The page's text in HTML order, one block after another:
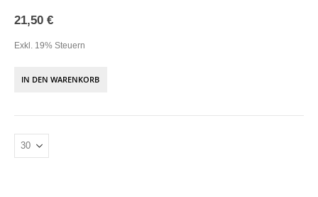
21,50 €
Exkl. 19% Steuern
IN DEN WARENKORB